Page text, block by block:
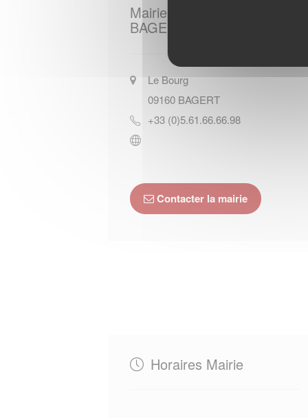
Mairie de
BAGERT
Le Bourg
09160 BAGERT
+33 (0)5.61.66.66.98
Contacter la mairie
Horaires Mairie